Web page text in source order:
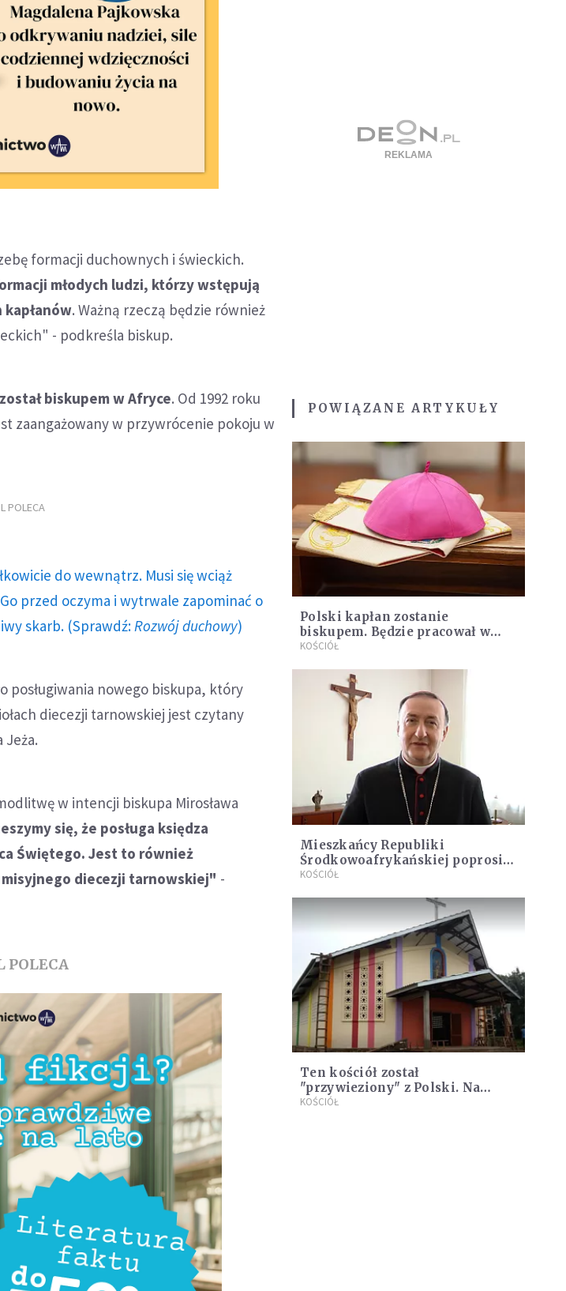
formacji duchownych i świeckich.
młodych ludzi, którzy wstępują
. Ważną rzeczą będzie również
- podkreśla biskup.
biskupem w Afryce. Od 1992 roku
zaangażowany w przywrócenie pokoju w
POLECA
do wewnątrz. Musi się wciąż
przed oczyma i wytrwale zapominać o
skarb. (Sprawdź: Rozwój duchowy)
posługiwania nowego biskupa, który
diecezji tarnowskiej jest czytany
w intencji biskupa Mirosława
się, że posługa księdza
Świętego. Jest to również
diecezji tarnowskiej" -
POLECA
POWIĄZANE ARTYKUŁY
Polski kapłan zostanie
biskupem. Będzie pracował w
bardzo niebezpiecznym miejscu
KOŚCIÓŁ
Mieszkańcy Republiki
Środkowoafrykańskiej poprosili
tarnowskiego biskupa o
KOŚCIÓŁ
Ten kościół został
"przywieziony" z Polski. Na
Msze do niego ludzie chodzą
KOŚCIÓŁ